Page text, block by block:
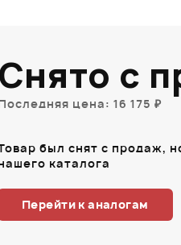
Снято с
цена: 16 175 ₽
был снят с продаж,
каталога
Перейти к аналогам